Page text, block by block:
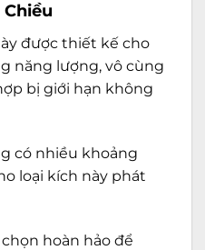
Chiều
được thiết kế cho
năng lượng, vô cùng
bị giới hạn không
có nhiều khoảng
loại kích này phát
hoàn hảo để